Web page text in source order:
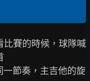
比賽的時候，球隊喊
節奏，主吉他的旋